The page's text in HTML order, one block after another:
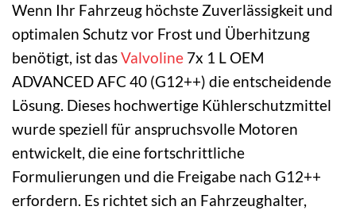
Wenn Ihr Fahrzeug höchste Zuverlässigkeit und
optimalen Schutz vor Frost und Überhitzung
benötigt, ist dasValvoline 7x 1 L OEM
ADVANCED AFC 40 (G12++) die entscheidende
Lösung. Dieses hochwertige Kühlerschutzmittel
wurde speziell für anspruchsvolle Motoren
entwickelt, die eine fortschrittliche
Formulierungen und die Freigabe nach G12++
erfordern. Es richtet sich an Fahrzeughalter,